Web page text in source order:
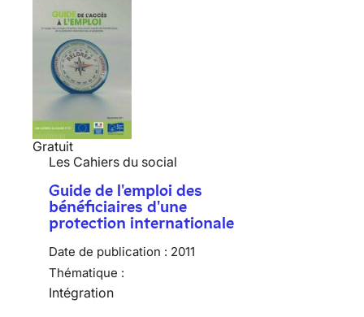
Gratuit
Les Cahiers du social
Guide de l'emploi des
bénéficiaires d'une
protection internationale
Date de publication : 2011
Thématique :
Intégration